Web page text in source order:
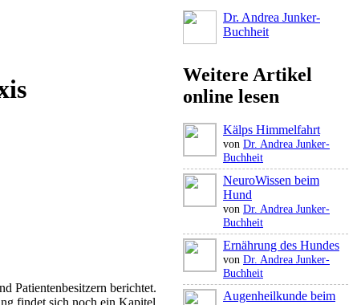
Patientenbesitzern berichtet.
findet sich noch ein Kapitel
Dr. Andrea Junker-
Buchheit
Weitere Artikel
online lesen
Kälps Himmelfahrt
von Dr. Andrea Junker-
Buchheit
NeuroWissen beim
Hund
von Dr. Andrea Junker-
Buchheit
Ernährung des Hundes
von Dr. Andrea Junker-
Buchheit
Augenheilkunde beim